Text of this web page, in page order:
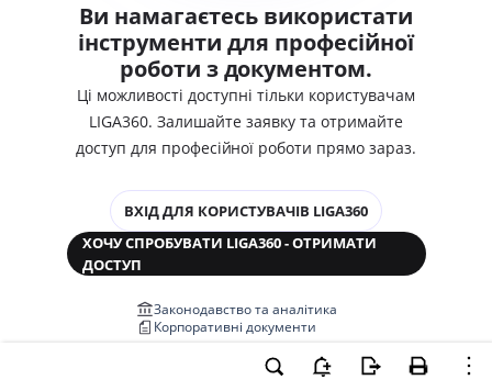
Ви намагаєтесь використати
інструменти для професійної
роботи з документом.
Ці можливості доступні тільки користувачам
LIGA360. Залишайте заявку та отримайте
доступ для професійної роботи прямо зараз.
ВХІД ДЛЯ КОРИСТУВАЧІВ LIGA360
ХОЧУ СПРОБУВАТИ LIGA360 - ОТРИМАТИ
ДОСТУП
Законодавство та аналітика
Корпоративні документи
Медіааналіз та репутація